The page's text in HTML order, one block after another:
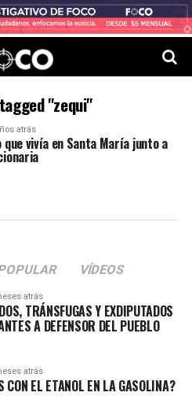
"zequi"
atrás
que vivía en Santa María junto a
VÍDEOS
atrás
TRÁNSFUGAS Y EXDIPUTADOS
A DEFENSOR DEL PUEBLO
atrás
CON EL ETANOL EN LA GASOLINA?